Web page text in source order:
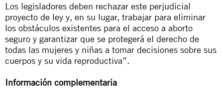
Los legisladores deben rechazar este perjudicial
proyecto de ley y, en su lugar, trabajar para eliminar
los obstáculos existentes para el acceso a aborto
seguro y garantizar que se protegerá el derecho de
todas las mujeres y niñas a tomar decisiones sobre sus
cuerpos y su vida reproductiva”.
Información complementaria